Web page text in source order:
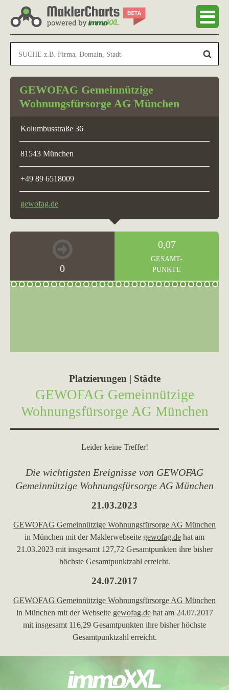
GEWOFAG Gemeinnützige
Wohnungsfürsorge AG München
Kolumbusstraße 36
81543 München
+49 89 6518009
gewofag.de
0
0,07
GESAMT-
PUNKTE
Platzierungen | Städte
GEWOFAG Gemeinnützige
Wohnungsfürsorge AG München
Leider keine Treffer!
Die wichtigsten Ereignisse von GEWOFAG
Gemeinnützige Wohnungsfürsorge AG München
21.03.2023
GEWOFAG Gemeinnützige Wohnungsfürsorge AG München
in München mit der Maklerwebseite gewofag.de hat am
21.03.2023 mit insgesamt 127,72 Gesamtpunkten ihre bisher
höchste Gesamtpunktzahl erreicht.
24.07.2017
GEWOFAG Gemeinnützige Wohnungsfürsorge AG München
in München mit der Webseite gewofag.dehat am 24.07.2017
mit insgesamt 116,29 Gesamtpunkten ihre bisher höchste
Gesamtpunktzahl erreicht.